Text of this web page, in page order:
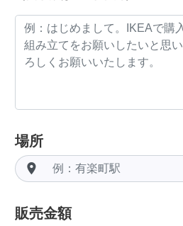
場所
room
販売金額